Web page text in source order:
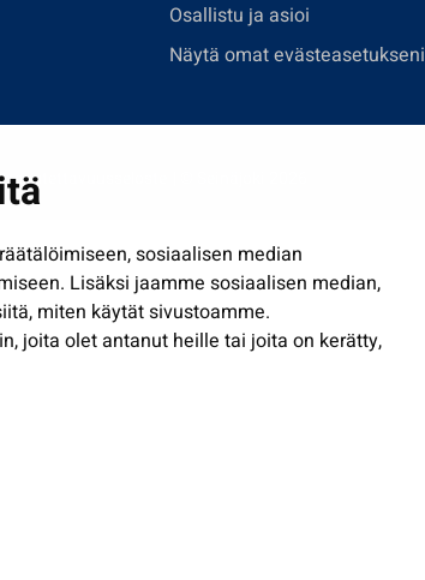
sosiaalisen median
Lisäksi jaamme sosiaalisen median,
miten käytät sivustoamme.
joita olet antanut heille tai joita on kerätty,
Osallistu ja asioi
Näytä omat evästeasetukseni